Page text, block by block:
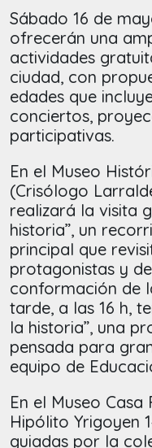
Sábado 16 de
ofrecerán una
actividades
ciudad, con
edades que
conciertos,
participativas.
En el Museo
(Crisólogo
realizará la visita
historia”, un
principal que
protagonistas y
conformación de
tarde, a las 16 h,
la historia”, una
pensada para
equipo de
En el Museo Casa
Hipólito Yrigoyen
guiadas por la